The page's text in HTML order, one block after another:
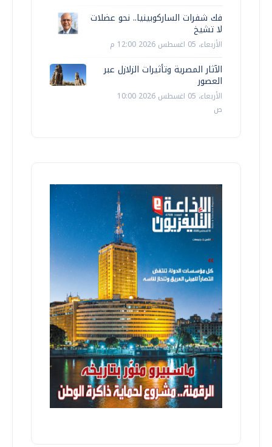
فك شفرات الساركوبينيا.. نحو عضلات
لا تشيخ
الأربعاء، 05 اغسطس 2026 12:00 م
الآثار المصرية وتأثيرات الزلازل عبر
العصور
الأربعاء، 05 اغسطس 2026 10:00
ص